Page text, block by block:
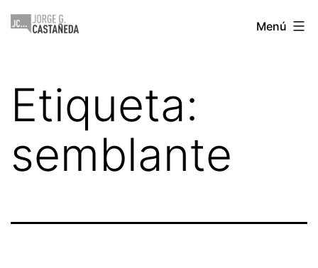
Saltar
Jorge
Menú
Etiqueta:
semblante